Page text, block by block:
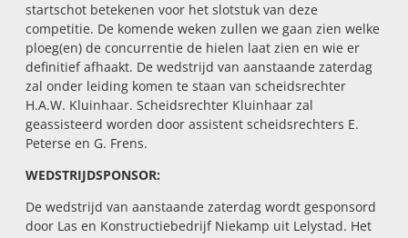
startschot betekenen voor het slotstuk van deze
competitie. De komende weken zullen we gaan zien welke
ploeg(en) de concurrentie de hielen laat zien en wie er
definitief afhaakt. De wedstrijd van aanstaande zaterdag
zal onder leiding komen te staan van scheidsrechter
H.A.W. Kluinhaar. Scheidsrechter Kluinhaar zal
geassisteerd worden door assistent scheidsrechters E.
Peterse en G. Frens.
WEDSTRIJDSPONSOR:
De wedstrijd van aanstaande zaterdag wordt gesponsord
door Las en Konstructiebedrijf Niekamp uit Lelystad. Het